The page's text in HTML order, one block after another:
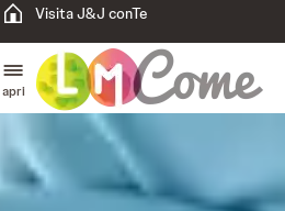
Visita J&J conTe
apri